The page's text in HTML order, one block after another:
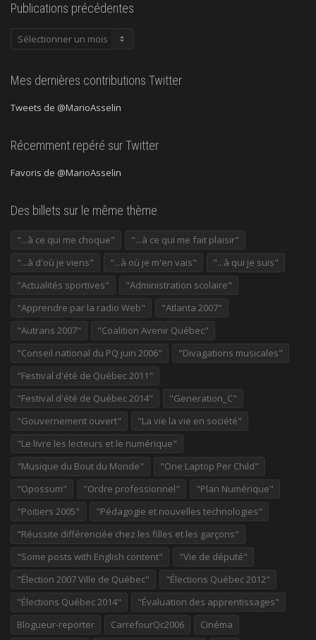
Publications précédentes
Publications
Mes dernières contributions Twitter
Tweets de @MarioAsselin
Récemment repéré sur Twitter
Favoris de @MarioAsselin
Des billets sur le même thème
"...à ce qui me choque"
"...à ce qui me fait plaisir"
"...à d'où je viens"
"...à où je m'en vais"
"...à qui je suis"
"Actualités sportives"
"Administration scolaire"
"Apprendre par la radio Web"
"Atlanta 2007"
"Autrans 2007"
"Coalition Avenir Québec"
"Conseil national du PQ juin 2006"
"Divagations musicales"
"Festival d'été de Québec 2011"
"Festival d'été de Québec 2014"
"Generation_C"
"Gouvernement ouvert"
"La vie la vie en société"
"Le livre les lecteurs et le numérique"
"Musique du Bout du Monde"
"One Laptop Per Child"
"Opossum"
"Ordre professionnel"
"Plan Numérique"
"Poitiers 2005"
"Pédagogie et nouvelles technologies"
"Réussite différenciée chez les filles et les garçons"
"Some posts with English content"
"Vie de député"
"Élection 2007 Ville de Québec"
"Élections Québec 2012"
"Élections Québec 2014"
"Évaluation des apprentissages"
Blogueur-reporter
CarrefourQc2006
Cinéma